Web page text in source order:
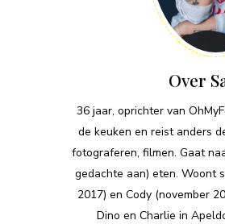
Over
36 jaar, oprichter van
de keuken en reist anders
fotograferen, filmen. Gaat
gedachte aan) eten. Woont
2017) en Cody (november
Dino en Charlie in